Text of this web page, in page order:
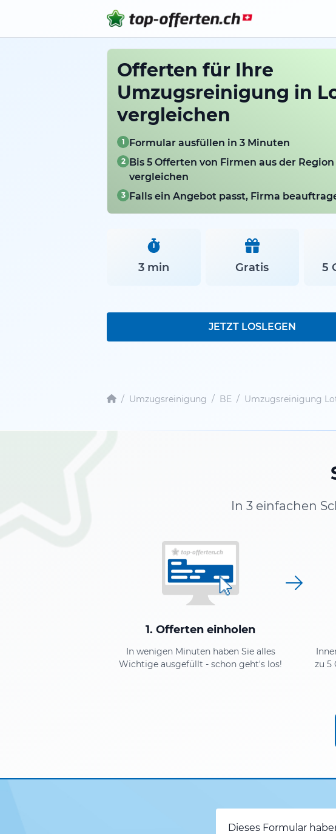
Offerten für Ihre
Umzugsreinigung in
vergleichen
1 Formular ausfüllen in 3 Minuten
2 Bis 5 Offerten von Firmen aus der
vergleichen
3 Falls ein Angebot passt, Firma
3 min Gratis 5
JETZT LOSLEGEN
/ Umzugsreinigung / BE / Umzugsreinigung
In 3 einfachen
1. Offerten einholen
In wenigen Minuten haben Sie alles
Wichtige ausgefüllt - schon geht's los!
zu 5
Dieses Formular